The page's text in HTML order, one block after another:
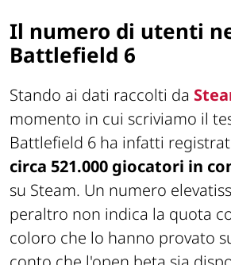
Il numero di utenti
Battlefield 6
Stando ai dati raccolti da
momento in cui scriviamo il
Battlefield 6 ha infatti
circa 521.000 giocatori in
su Steam. Un numero
peraltro non indica la quota
coloro che lo hanno provato